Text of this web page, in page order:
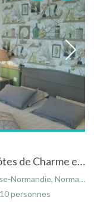
"Les Champs Français" Maison d'Hôtes de Charme en Normandie
Normandie, France
10 personnes